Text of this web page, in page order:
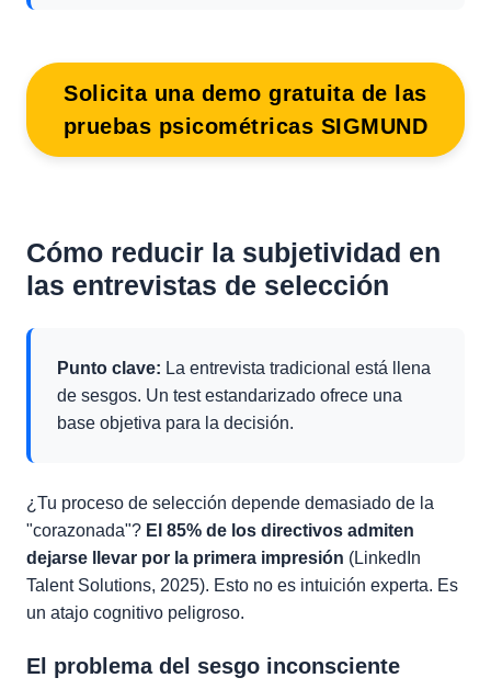
Solicita una demo gratuita de las
pruebas psicométricas SIGMUND
Cómo reducir la subjetividad en
las entrevistas de selección
Punto clave: La entrevista tradicional está llena
de sesgos. Un test estandarizado ofrece una
base objetiva para la decisión.
¿Tu proceso de selección depende demasiado de la
"corazonada"? El 85% de los directivos admiten
dejarse llevar por la primera impresión (LinkedIn
Talent Solutions, 2025). Esto no es intuición experta. Es
un atajo cognitivo peligroso.
El problema del sesgo inconsciente